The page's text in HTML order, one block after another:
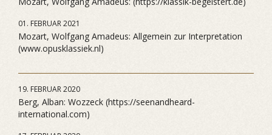
01. FEBRUAR 2021
Mozart, Wolfgang Amadeus: Allgemein zur Interpretation
(www.opusklassiek.nl)
19. FEBRUAR 2020
Berg, Alban: Wozzeck (https://seenandheard-
international.com)